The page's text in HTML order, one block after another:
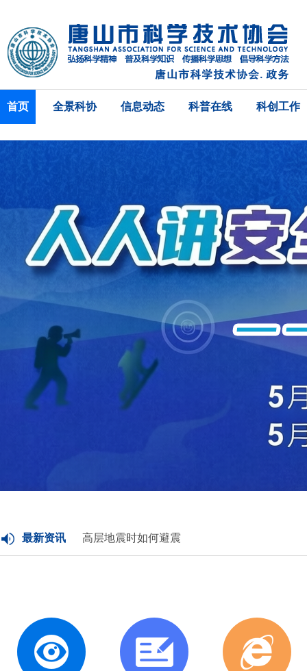
首页 全景科协 信息动态 科普在线 科创工作
最新资讯 高层地震时如何避震
纪念唐山抗震50周年大会在唐山召开